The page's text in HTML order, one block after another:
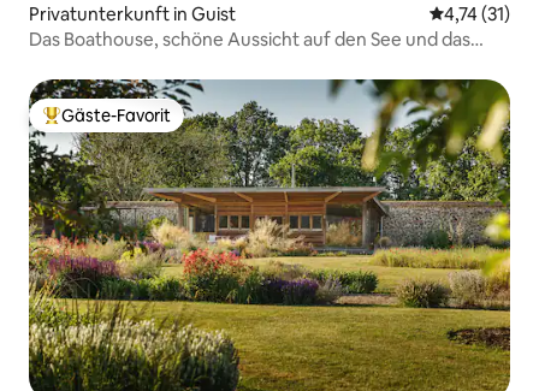
Privatunterkunft in Guist
4,74 (31)
Das Boathouse, schöne Aussicht auf den See und das
Beliebter Gäste-Favorit.
Gäste-Favorit